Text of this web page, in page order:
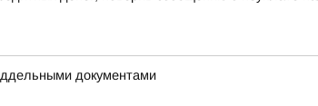
документами